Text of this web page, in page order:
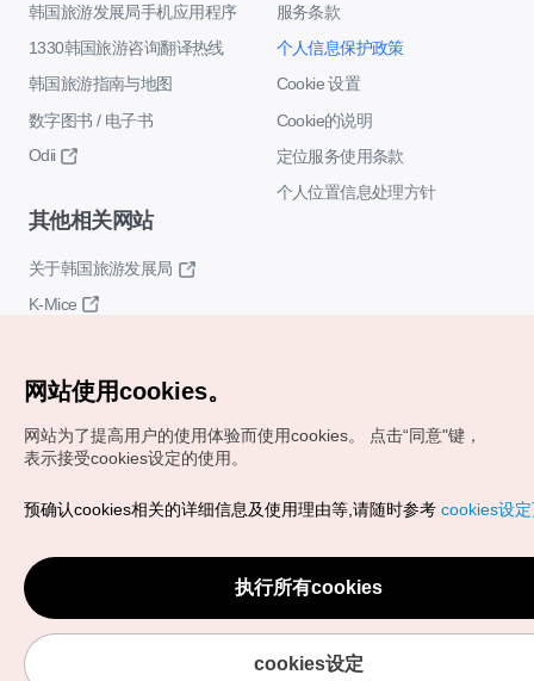
韩国旅游发展局手机应用程序
1330韩国旅游咨询翻译热线
韩国旅游指南与地图
数字图书 / 电子书
Odii
服务条款
个人信息保护政策
Cookie 设置
Cookie的说明
定位服务使用条款
个人位置信息处理方针
其他相关网站
关于韩国旅游发展局
K-Mice
Copyrights (c) 韩国旅游发展局版权所有
VISITKOREA官方邮箱
chnsim@knto.or.kr
网站使用cookies。
网站为了提高用户的使用体验而使用cookies。
点击“同意"键，
表示接受cookies设定的使用。
预确认cookies相关的详细信息及使用理由等,请随时参考 cookies设
执行所有cookies
cookies设定